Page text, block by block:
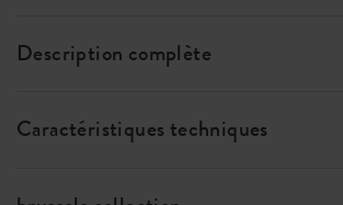
Description complète
grâce à l’Energie éolienne, 100%
Caractéristiques techniques